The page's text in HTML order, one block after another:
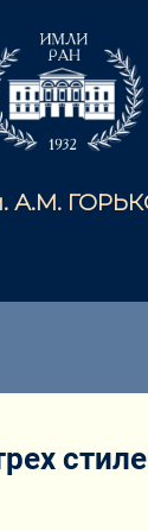
А.М.